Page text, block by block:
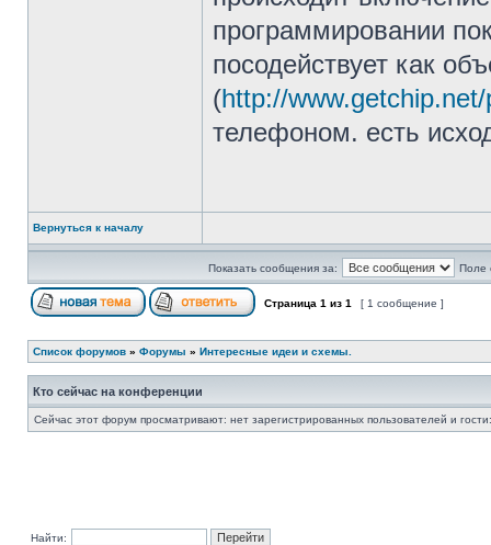
программировании
посодействует как
(http://
телефоном. есть
Вернуться к началу
Показать сообщения за: Поле
Страница 1 из 1 [ 1 сообщение ]
Список форумов » Форумы » Интересные идеи и схемы.
Кто сейчас на конференции
Сейчас этот форум просматривают: нет зарегистрированных пользователей и
Найти: